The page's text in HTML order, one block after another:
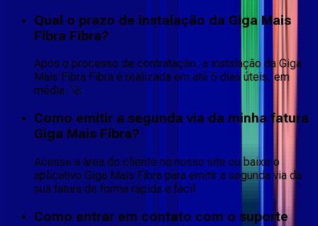
Qual o prazo de instalação da Giga Mais
Fibra Fibra?
Após o processo de contratação, a instalação da Giga
Mais Fibra Fibra é realizada em até 5 dias úteis, em
média. 🚀
Como emitir a segunda via da minha fatura
Giga Mais Fibra?
Acesse a área do cliente no nosso site ou baixe o
aplicativo Giga Mais Fibra para emitir a segunda via da
sua fatura de forma rápida e fácil.
Como entrar em contato com o suporte